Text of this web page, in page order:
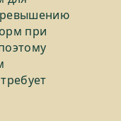
при